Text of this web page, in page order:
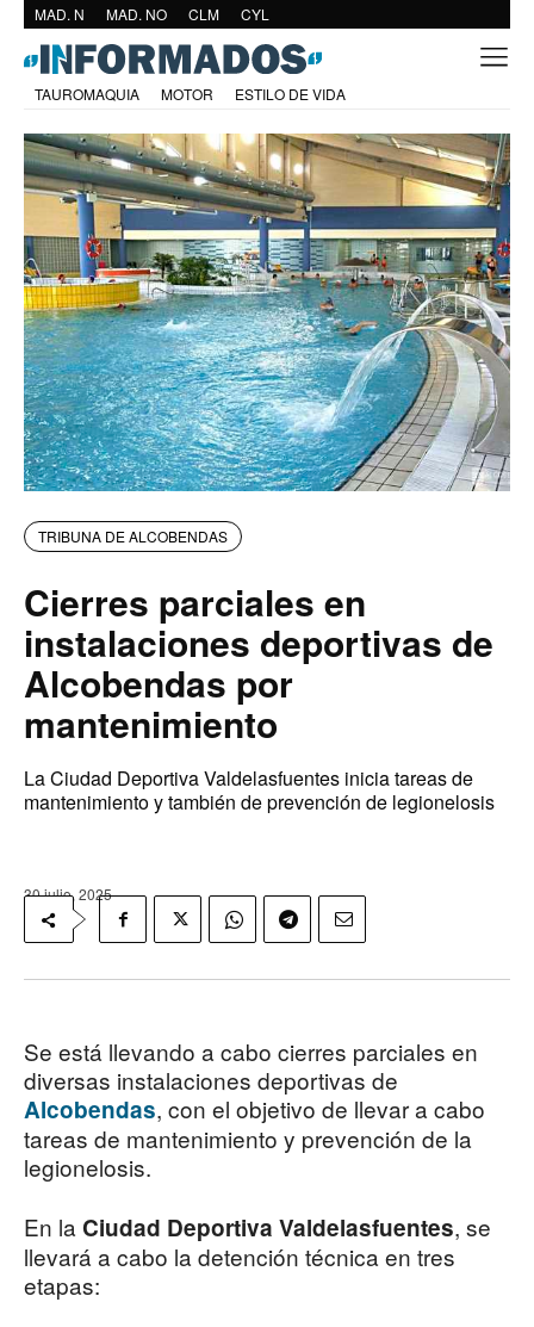
MAD. N MAD. NO CLM CYL
TAUROMAQUIA MOTOR ESTILO DE VIDA
TRIBUNA DE ALCOBENDAS
Cierres parciales en
instalaciones deportivas de
Alcobendas por
mantenimiento
La Ciudad Deportiva Valdelasfuentes inicia tareas de
mantenimiento y también de prevención de legionelosis
30 julio, 2025
Se está llevando a cabo cierres parciales en
diversas instalaciones deportivas de
Alcobendas, con el objetivo de llevar a cabo
tareas de mantenimiento y prevención de la
legionelosis.
En la Ciudad Deportiva Valdelasfuentes, se
llevará a cabo la detención técnica en tres
etapas: